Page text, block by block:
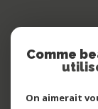
Comme
On aimerait